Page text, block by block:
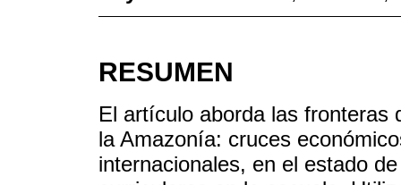
RESUMEN
El artículo aborda las fronteras
la Amazonía: cruces
internacionales, en el estado